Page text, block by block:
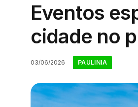
Eventos
cidade no
03/06/2026 PAULINIA